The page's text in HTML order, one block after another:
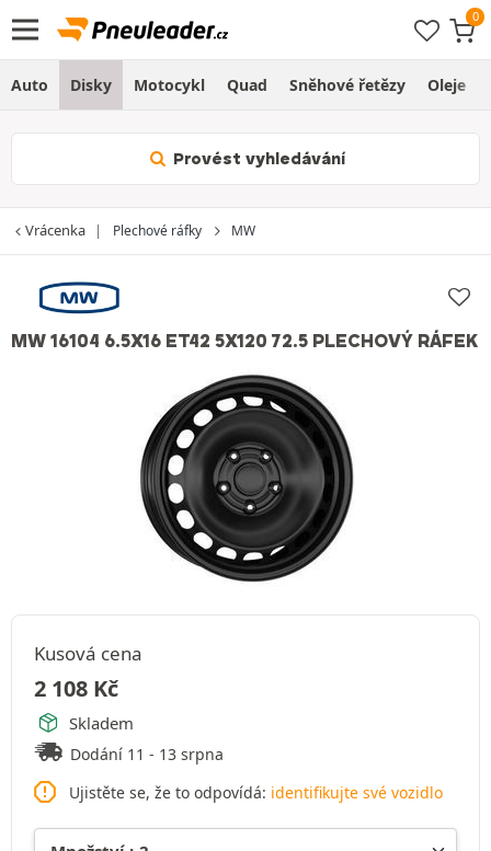
Auto Disky Motocykl Quad Sněhové řetězy Oleje
Provést vyhledávání
Vrácenka Plechové ráfky MW
MW 16104 6.5X16 ET42 5X120 72.5 PLECHOVÝ RÁFEK
Kusová cena
2 108 Kč
Skladem
Dodání 11 - 13 srpna
Ujistěte se, že to odpovídá: identifikujte své vozidlo